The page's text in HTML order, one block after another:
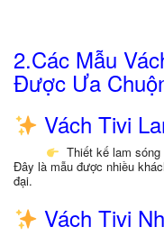
2.Các Mẫu
Được Ưa
Vách Tivi
Thiết kế lam
Đây là mẫu được nhiều
đại.
Vách Tivi